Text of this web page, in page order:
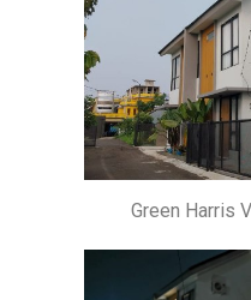
Green Harris